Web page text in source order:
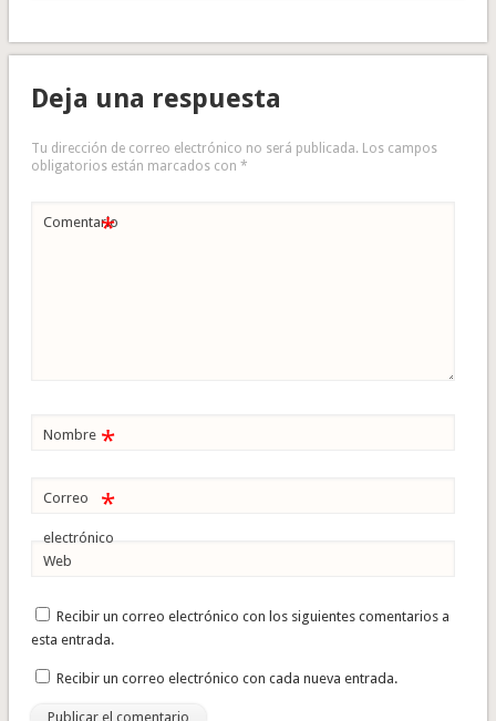
Deja una respuesta
Tu dirección de correo electrónico no será publicada. Los campos
obligatorios están marcados con *
Comentario
*
Nombre *
Correo
electrónico
*
Web
Recibir un correo electrónico con los siguientes comentarios a
esta entrada.
Recibir un correo electrónico con cada nueva entrada.